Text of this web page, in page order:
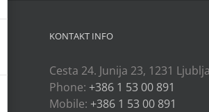
KONTAKT INFO
Cesta 24. Junija 23, 1231
Phone: +386 1 53 00 891
Mobile: +386 1 53 00 891